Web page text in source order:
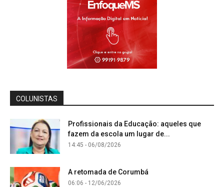
COLUNISTAS
Profissionais da Educação: aqueles que
fazem da escola um lugar de...
14:45 - 06/08/2026
A retomada de Corumbá
06:06 - 12/06/2026